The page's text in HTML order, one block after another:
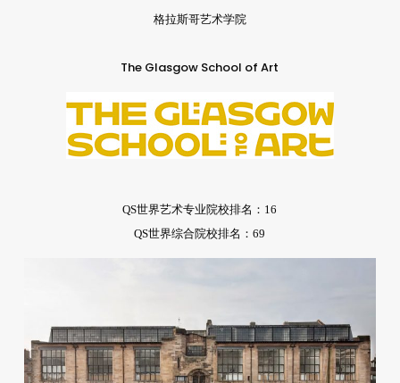
格拉斯哥艺术学院
The Glasgow School of Art
QS世界艺术专业院校排名：16
QS世界综合院校排名：69